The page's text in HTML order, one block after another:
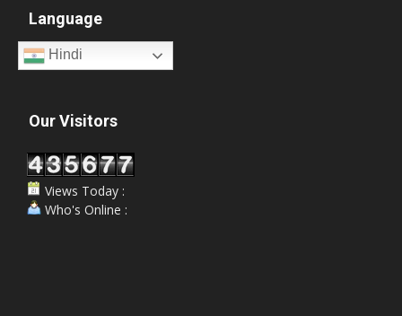
Language
Hindi
Our Visitors
Views Today :
Who's Online :